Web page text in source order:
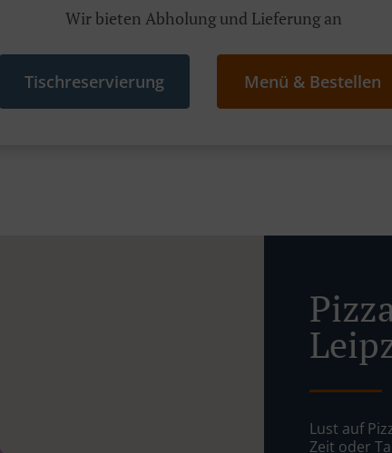
Wir bieten Abholung und Lieferung an
Tischreservierung Menü & Bestellen
Lust auf
Zeit oder